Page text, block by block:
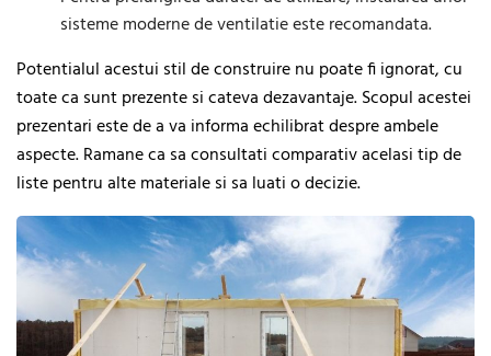
sisteme moderne de ventilatie este recomandata.
Potentialul acestui stil de construire nu poate fi ignorat, cu
toate ca sunt prezente si cateva dezavantaje. Scopul acestei
prezentari este de a va informa echilibrat despre ambele
aspecte. Ramane ca sa consultati comparativ acelasi tip de
liste pentru alte materiale si sa luati o decizie.